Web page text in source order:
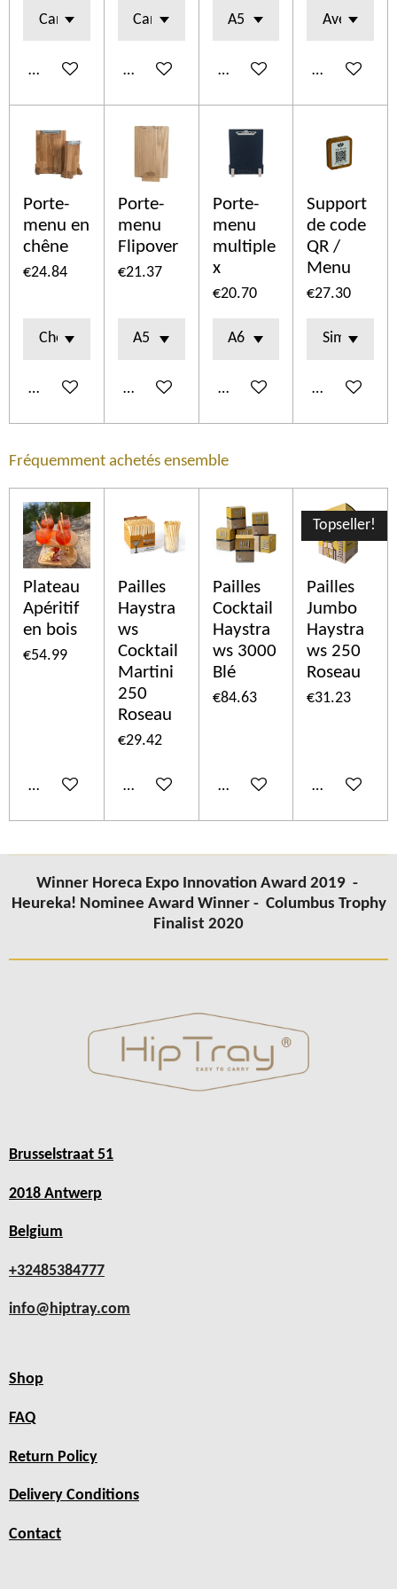
Add to cart Add to cart Add to cart Add to cart
Porte-
menu en
chêne
€24.84
Add to cart
Porte-
menu
Flipover
€21.37
Add to cart
Porte-
menu
multiple
x
€20.70
Add to cart
Support
de code
QR /
Menu
€27.30
Add to cart
Fréquemment achetés ensemble
Plateau
Apéritif
en bois
€54.99
Add to cart
Pailles
Haystra
ws
Cocktail
Martini
250
Roseau
€29.42
Add to cart
Pailles
Cocktail
Haystra
ws 3000
Blé
€84.63
Add to cart
Topseller!
Pailles
Jumbo
Haystra
ws 250
Roseau
€31.23
Add to cart
Winner Horeca Expo Innovation Award 2019 -
Heureka! Nominee Award Winner - Columbus Trophy
Finalist 2020
Brusselstraat 51
2018 Antwerp
Belgium
+32485384777
info@hiptray.com
Shop
FAQ
Return Policy
Delivery Conditions
Contact